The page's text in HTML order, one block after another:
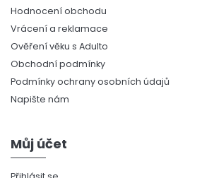
Hodnocení obchodu
Vrácení a reklamace
Ověření věku s Adulto
Obchodní podmínky
Podmínky ochrany osobních údajů
Napište nám
Můj účet